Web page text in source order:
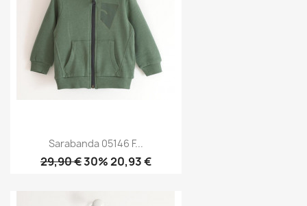
Sarabanda 05146 F...
29,90 €30% 20,93 €